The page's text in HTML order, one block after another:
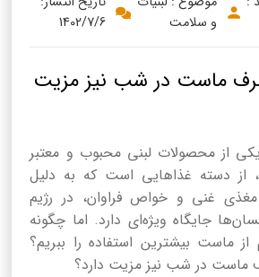
و سلامت
1402/7/6
ماست در شب نیز مزیت‌
از محصولات لبنی محبوب و معتبر
از دسته غذاهایی است که به دلیل
مغذی غنی و خواص فراوان، در رژیم
جایگاه ویژه‌ای دارد. اما چگونه
از ماست بیشترین استفاده را ببریم؟
ماست در شب نیز مزیت‌ دارد؟